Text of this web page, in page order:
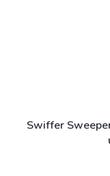
Swiffer